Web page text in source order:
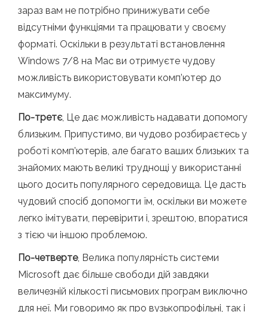
зараз вам не потрібно принижувати себе
відсутніми функціями та працювати у своєму
форматі. Оскільки в результаті встановлення
Windows 7/8 на Mac ви отримуєте чудову
можливість використовувати комп’ютер до
максимуму.
По-третє, Це дає можливість надавати допомогу
близьким. Припустимо, ви чудово розбираєтесь у
роботі комп’ютерів, але багато ваших близьких та
знайомих мають великі труднощі у використанні
цього досить популярного середовища. Це дасть
чудовий спосіб допомогти їм, оскільки ви можете
легко імітувати, перевірити і, зрештою, впоратися
з тією чи іншою проблемою.
По-четверте, Велика популярність системи
Microsoft дає більше свободи дій завдяки
величезній кількості письмових програм виключно
для неї. Ми говоримо як про вузькопрофільні, так і